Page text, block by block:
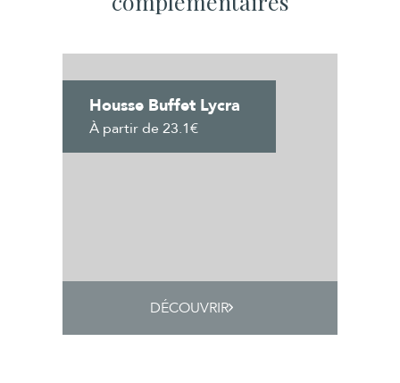
DÉCOUVRIR
Housse Buffet Lycra
À partir de 23.1€